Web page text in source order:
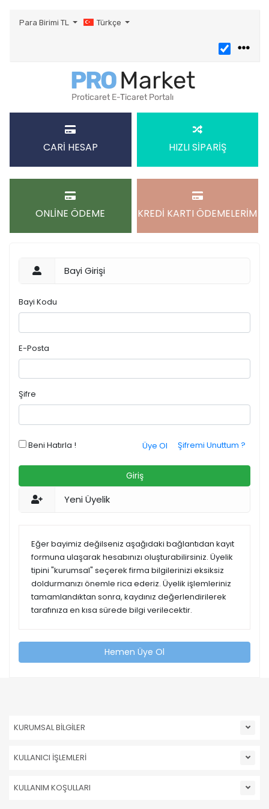
Para Birimi TL Türkçe
CARİ HESAP HIZLI SİPARİŞ
ONLİNE ÖDEME KREDİ KARTI ÖDEMELERİM
Bayi Girişi
Bayi Kodu
E-Posta
Şifre
Beni Hatırla ! Şifremi Unuttum ?
Üye Ol
Giriş
Yeni Üyelik
Eğer bayimiz değilseniz aşağıdaki bağlantıdan kayıt
formuna ulaşarak hesabınızı oluşturabilirsiniz. Üyelik
tipini "kurumsal" seçerek firma bilgilerinizi eksiksiz
doldurmanızı önemle rica ederiz. Üyelik işlemleriniz
tamamlandıktan sonra, kaydınız değerlendirilerek
tarafınıza en kısa sürede bilgi verilecektir.
Hemen Üye Ol
KURUMSAL BİLGİLER
KULLANICI İŞLEMLERİ
KULLANIM KOŞULLARI